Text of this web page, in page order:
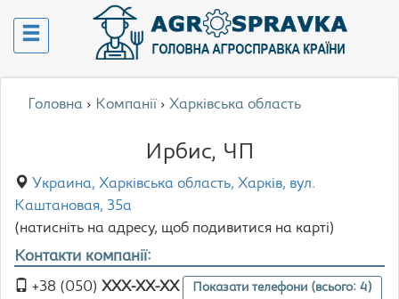
Головна › Компанії › Харківська область
Ирбис, ЧП
Украина, Харківська область, Харків, вул.
Каштановая, 35а
(натисніть на адресу, щоб подивитися на карті)
Контакти компанії:
+38 (050) XXX-XX-XX Показати телефони (всього: 4)